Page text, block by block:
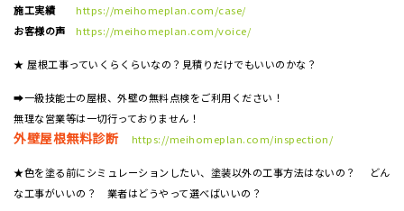
施工実績
https://meihomeplan.com/case/
お客様の声
https://meihomeplan.com/voice/
★ 屋根工事っていくらくらいなの？見積りだけでもいいのかな？
➡一級技能士の屋根、外壁の無料点検をご利用ください！
無理な営業等は一切行っておりません！
外壁屋根無料診断 https://meihomeplan.com/inspection/
★色を塗る前にシミュレーションしたい、塗装以外の工事方法はないの？ どん
な工事がいいの？ 業者はどうやって選べばいいの？